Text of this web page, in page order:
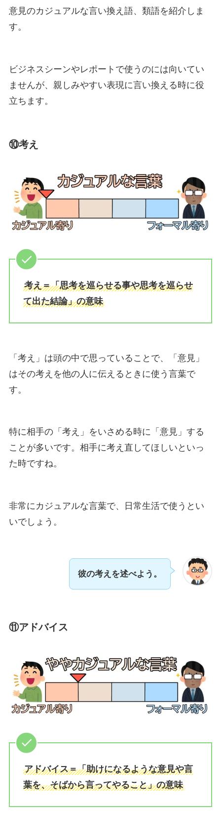
意見のカジュアルな言い換え語、類語を紹介しま
す。
ビジネスシーンやレポートで使うのには向いてい
ませんが、親しみやすい表現に言い換える時に役
立ちます。
⑩考え
考え＝「思考を巡らせる事や思考を巡らせ
て出た結論」の意味
「考え」は頭の中で思っていることで、「意見」
はその考えを他の人に伝えるときに使う言葉で
す。
特に相手の「考え」をいさめる時に「意見」する
ことが多いです。相手に考え直してほしいといっ
た時ですね。
非常にカジュアルな言葉で、日常生活で使うとい
いでしょう。
彼の考えを述べよう。
⑪アドバイス
アドバイス＝「助けになるような意見や言
葉を、そばから言ってやること」の意味